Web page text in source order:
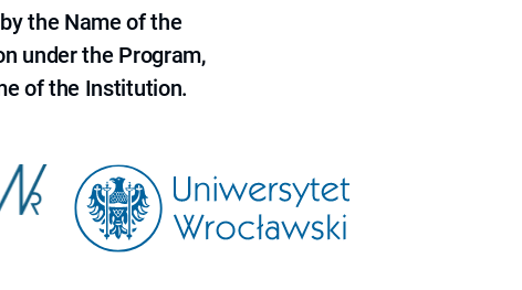
the Name of the
under the Program,
of the Institution.